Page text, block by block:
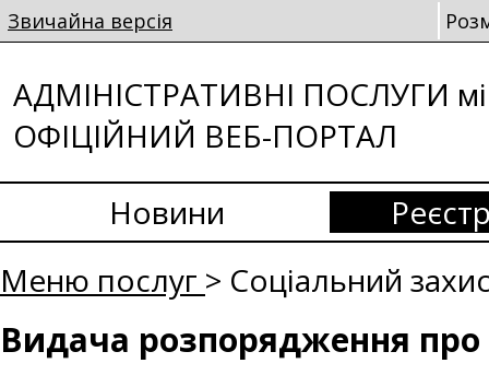
Звичайна версія
АДМІНІСТРАТИВНІ ПОСЛУГИ
ОФІЦІЙНИЙ ВЕБ-ПОРТАЛ
Новини
Меню послуг > Соціальний
Видача розпорядження